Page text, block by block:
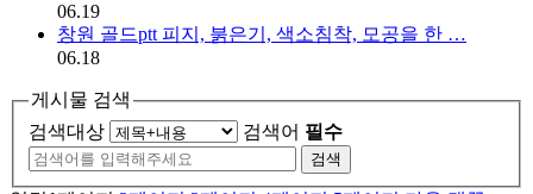
06.19
창원 골드ptt 피지, 붉은기, 색소침착, 모공을 한 …
06.18
게시물 검색
검색대상
검색어 필수
검색